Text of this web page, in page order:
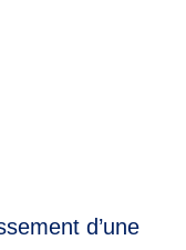
d’une